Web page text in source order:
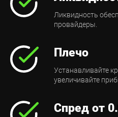
Ликвидность
провайдеры.
Плечо
Устанавливайте
увеличивайте
Спред от